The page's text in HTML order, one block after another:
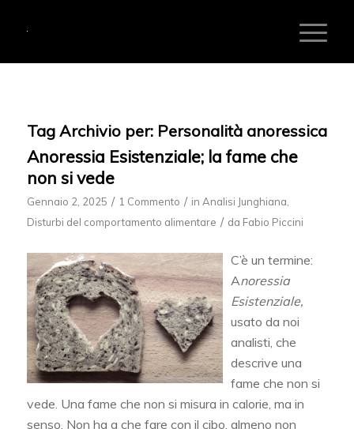
Tag Archivio per: Personalità anoressica
Anoressia Esistenziale; la fame che
non si vede
Gennaio 2, 2025 / 1 Commento / in Analisi Junghiana
Disturbi del comportamento alimentare / da Fabio Piccini
C’è un termine:
Anoressia
Esistenziale,
usato da noi
analisti, che
descrive una
fame che non si
vede. Una fame che non si misura in calorie, ma in
senso. Non ha a che fare con il cibo, almeno non